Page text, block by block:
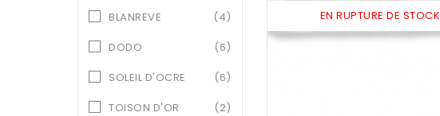
BLANREVE
(4)
DODO
(6)
SOLEIL D'OCRE
(6)
TOISON D'OR
(2)
EN RUPTURE DE STOCK